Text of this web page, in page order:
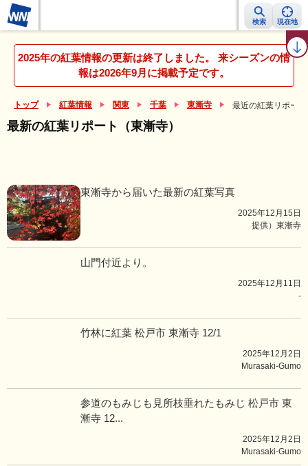
検索 現在地
紅葉レーダー 紅葉ニュース 京都 見頃カレンダー 名所ランキング
2025年の紅葉情報の更新は終了しました。 来シーズンの情
報は2026年9月に掲載予定です。
トップ 紅葉情報 関東 千葉 東漸寺 最近の紅葉リポー
最新の紅葉リポート（東漸寺）
東漸寺から届いた最新の紅葉写真
2025年12月15日
提供）東漸寺
山門付近より。
2025年12月11日
-
竹林に紅葉 松戸市 東漸寺 12/1
2025年12月2日
Murasaki-Gumo
参道のもみじも見所枝垂れたもみじ 松戸市 東
漸寺 12...
2025年12月2日
Murasaki-Gumo